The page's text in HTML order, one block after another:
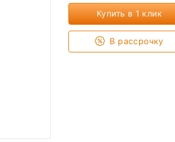
Купить в 1 клик
В рассрочку